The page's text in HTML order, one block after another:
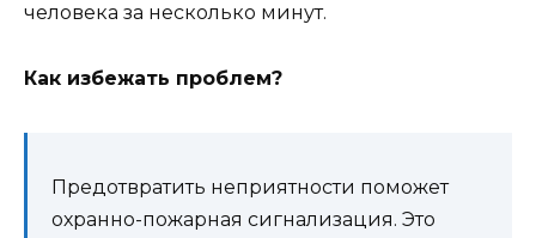
человека за несколько минут.
Как избежать проблем?
Предотвратить неприятности поможет
охранно-пожарная сигнализация. Это